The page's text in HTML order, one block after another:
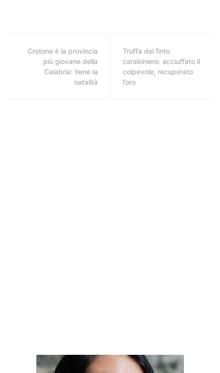
Crotone è la provincia
più giovane della
Calabria: tiene la
natalità
Truffa del finto
carabiniere: acciuffato il
colpevole, recuperato
l’oro